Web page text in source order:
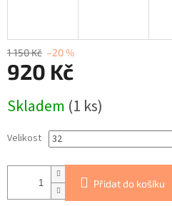
1 150 Kč –20 %
920 Kč
cena:
Skladem (1 ks)
Velikost
Přidat do košíku